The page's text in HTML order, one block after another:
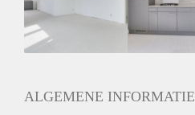
ALGEMENE INFORMATIE